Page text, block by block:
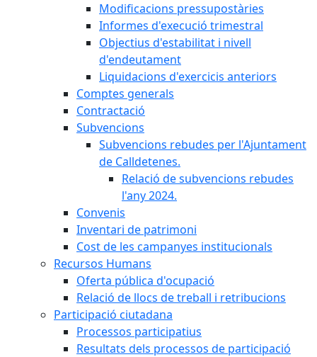
Modificacions pressupostàries
Informes d'execució trimestral
Objectius d'estabilitat i nivell
d'endeutament
Liquidacions d'exercicis anteriors
Comptes generals
Contractació
Subvencions
Subvencions rebudes per l'Ajuntament
de Calldetenes.
Relació de subvencions rebudes
l'any 2024.
Convenis
Inventari de patrimoni
Cost de les campanyes institucionals
Recursos Humans
Oferta pública d'ocupació
Relació de llocs de treball i retribucions
Participació ciutadana
Processos participatius
Resultats dels processos de participació